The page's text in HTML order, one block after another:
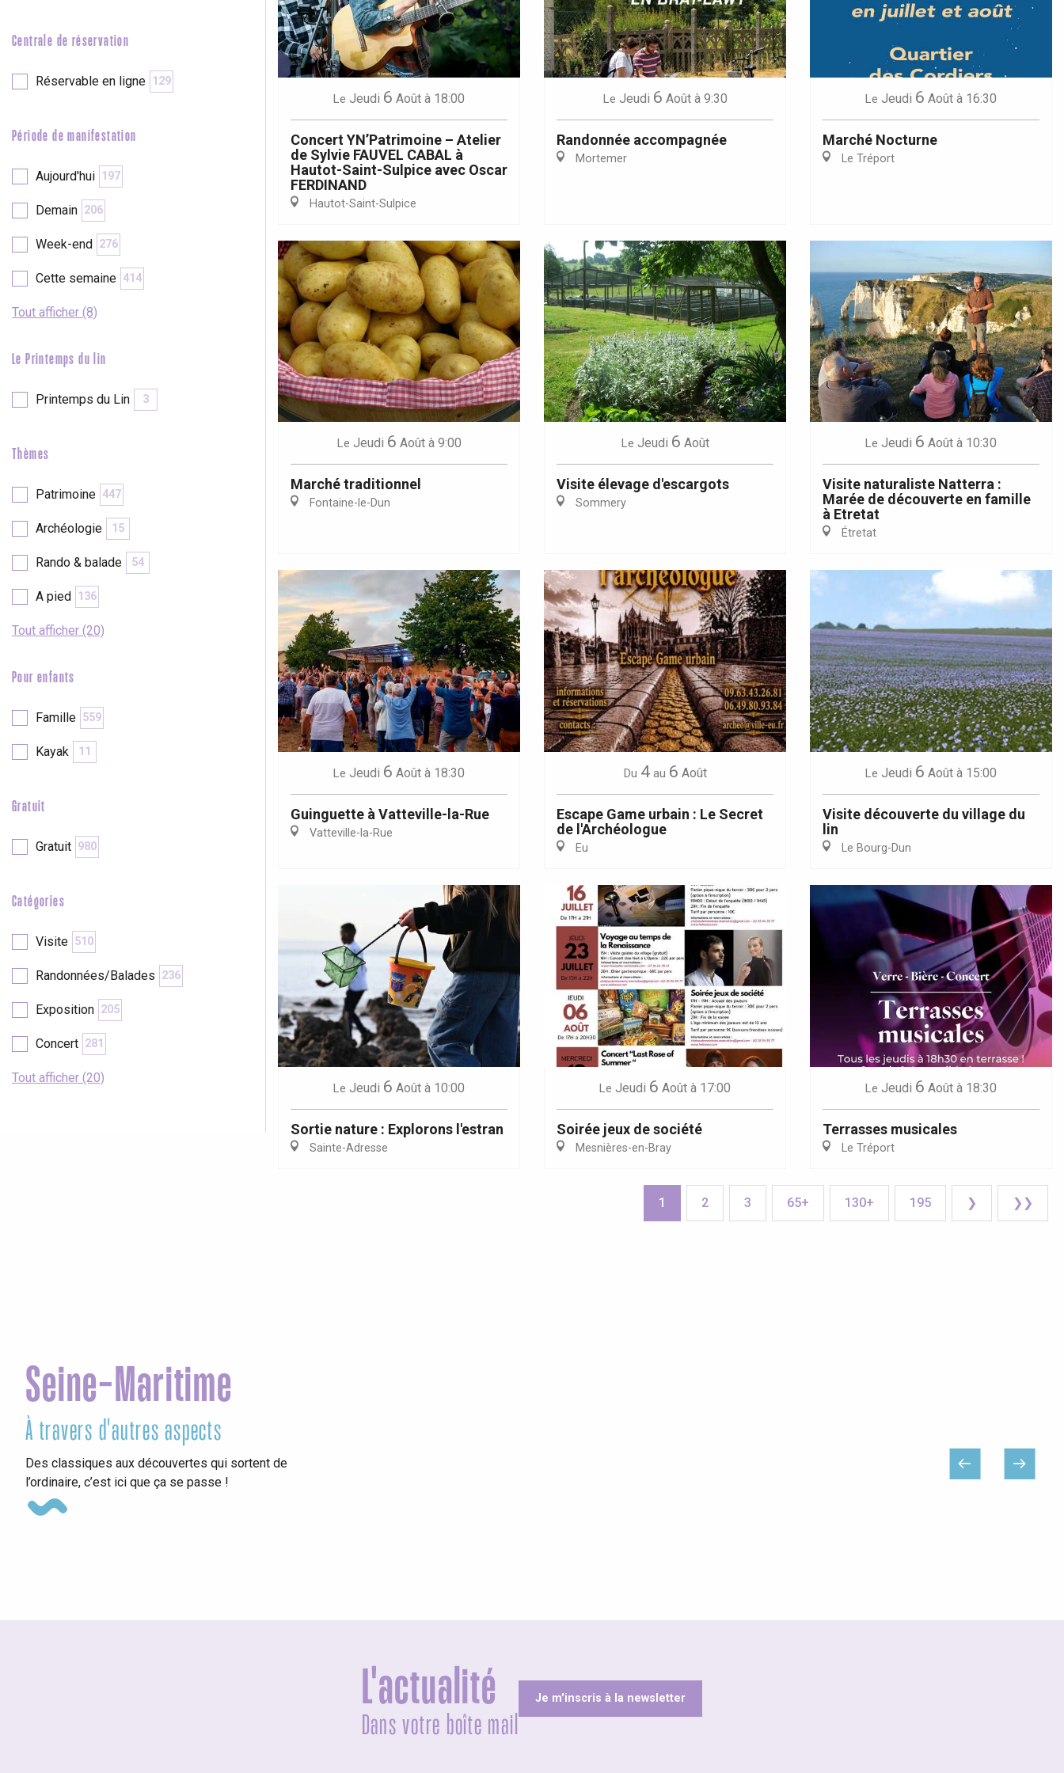
Duclair
Forges-les-Eaux
Neufchâtel-en-Bray
Paris 1h30
Centrale de réservation
Réservable en ligne 129
Période de manifestation
Aujourd'hui 197
Demain 206
Week-end 276
Cette semaine 414
Tout afficher (8)
Le Printemps du lin
Printemps du Lin 3
Thèmes
Patrimoine 447
Archéologie 15
Rando & balade 54
A pied 136
Tout afficher (20)
Pour enfants
Famille 559
Kayak 11
Gratuit
Gratuit 980
Catégories
Visite 510
Randonnées/Balades 236
Exposition 205
Concert 281
Tout afficher (20)
Le Jeudi 6 Août à 18:00
Concert YN’Patrimoine – Atelier
de Sylvie FAUVEL CABAL à
Hautot-Saint-Sulpice avec Oscar
FERDINAND
Hautot-Saint-Sulpice
Le Jeudi 6 Août à 9:30
Randonnée accompagnée
Mortemer
Le Jeudi 6 Août à 16:30
Marché Nocturne
Le Tréport
Le Jeudi 6 Août à 9:00
Marché traditionnel
Fontaine-le-Dun
Le Jeudi 6 Août
Visite élevage d'escargots
Sommery
Le Jeudi 6 Août à 10:30
Visite naturaliste Natterra :
Marée de découverte en famille
à Etretat
Étretat
Le Jeudi 6 Août à 18:30
Guinguette à Vatteville-la-Rue
Vatteville-la-Rue
Du 4 au 6 Août
Escape Game urbain : Le Secret
de l'Archéologue
Eu
Le Jeudi 6 Août à 15:00
Visite découverte du village du
lin
Le Bourg-Dun
Le Jeudi 6 Août à 10:00
Sortie nature : Explorons l'estran
Sainte-Adresse
Le Jeudi 6 Août à 17:00
Soirée jeux de société
Mesnières-en-Bray
Le Jeudi 6 Août à 18:30
Terrasses musicales
Le Tréport
1 2 3 65+ 130+ 195 ❯ ❯❯
Seine-Maritime
À travers d'autres aspects
Des classiques aux découvertes qui sortent de
l’ordinaire, c’est ici que ça se passe !
L'actualité
Dans votre boîte mail
Je m'inscris à la newsletter